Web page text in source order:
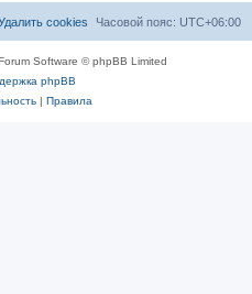
Часовой пояс: UTC+06:00
cookies
Software © phpBB Limited
phpBB
| Правила